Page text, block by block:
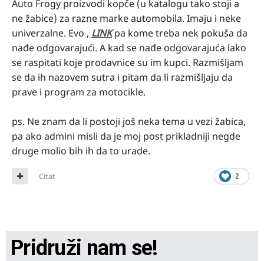
Auto Frogy proizvodi kopče (u katalogu tako stoji a
ne žabice) za razne marke automobila. Imaju i neke
univerzalne. Evo , LINKpa kome treba nek pokuša da
nađe odgovarajući. A kad se nađe odgovarajuća lako
se raspitati koje prodavnice su im kupci. Razmišljam
se da ih nazovem sutra i pitam da li razmišljaju da
prave i program za motocikle.
ps. Ne znam da li postoji još neka tema u vezi žabica,
pa ako admini misli da je moj post prikladniji negde
druge molio bih ih da to urade.
2
Citat
Pridruži nam se!